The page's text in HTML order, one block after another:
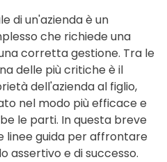
di un'azienda è un
che richiede una
corretta gestione. Tra le
delle più critiche è il
dell'azienda al figlio,
nel modo più efficace e
le parti. In questa breve
linee guida per affrontare
assertivo e di successo.